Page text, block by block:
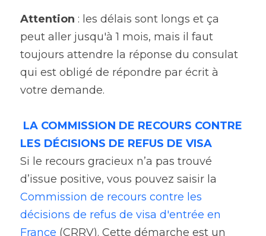
Attention : les délais sont longs et ça
peut aller jusqu'à 1 mois, mais il faut
toujours attendre la réponse du consulat
qui est obligé de répondre par écrit à
votre demande.
LA COMMISSION DE RECOURS CONTRE
LES DÉCISIONS DE REFUS DE VISA
Si le recours gracieux n’a pas trouvé
Commission de recours contre les
décisions de refus de visa d'entrée en
France (CRRV). Cette démarche est un